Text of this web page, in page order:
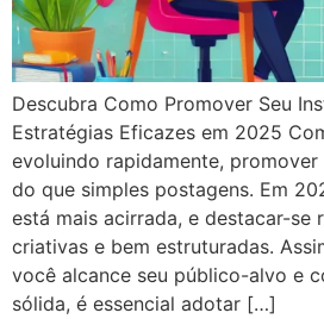
Descubra Como Promover Seu
Estratégias Eficazes em 2025
evoluindo rapidamente,
do que simples postagens. Em
está mais acirrada, e destacar-se
criativas e bem estruturadas.
você alcance seu público-alvo e
sólida, é essencial adotar […]